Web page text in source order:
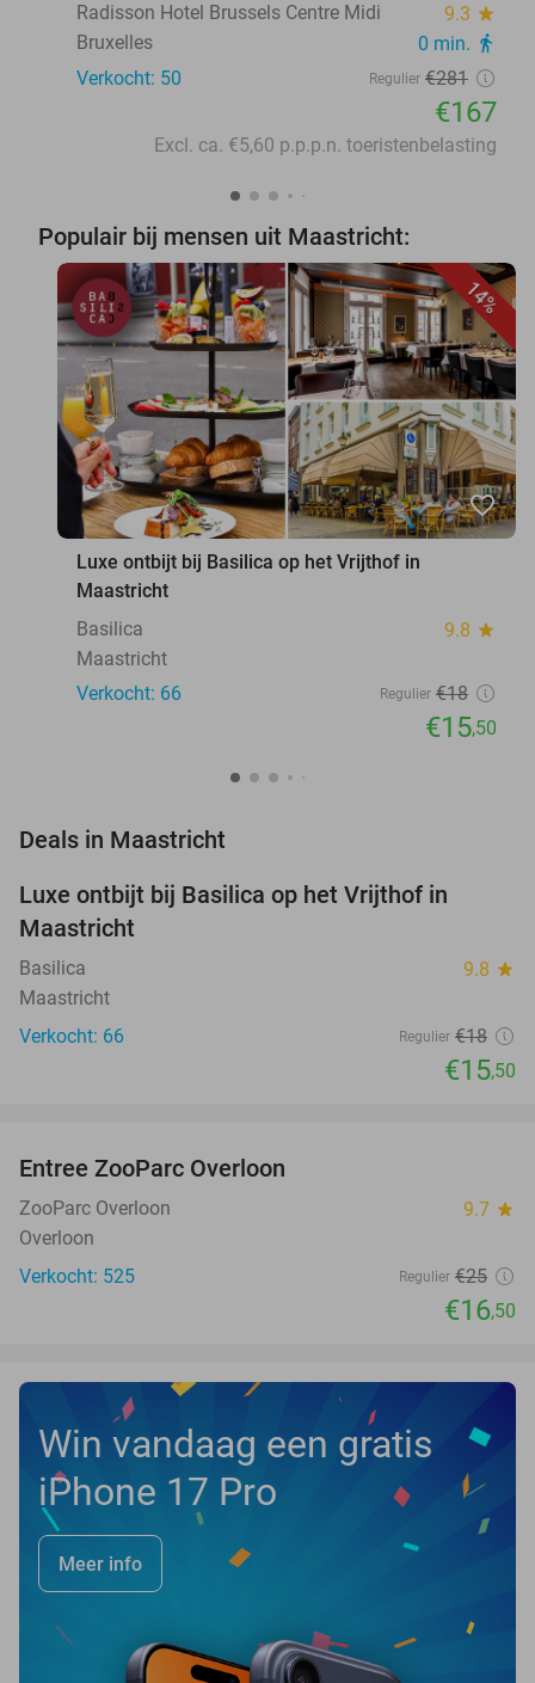
Radisson Hotel Brussels Centre Midi
9.3 star
Bruxelles 0 min. directions_walk
Verkocht: 50 Regulier €281
€167
Excl. ca. €5,60 p.p.p.n. toeristenbelasting
Populair bij mensen uit Maastricht:
14%
favorite_border
Luxe ontbijt bij Basilica op het Vrijthof in
Maastricht
Basilica
9.8 star
Maastricht
Verkocht: 66
Regulier €18
€15,50
Deals in Maastricht
Luxe ontbijt bij Basilica op het Vrijthof in
Maastricht
Basilica 9.8 star
Maastricht
Verkocht: 66
Regulier €18
€15,50
TODAY
Entree ZooParc Overloon
ZooParc Overloon 9.7 star
Overloon
Verkocht: 525
Regulier €25
€16,50
Win vandaag een gratis
iPhone 17 Pro
Meer info